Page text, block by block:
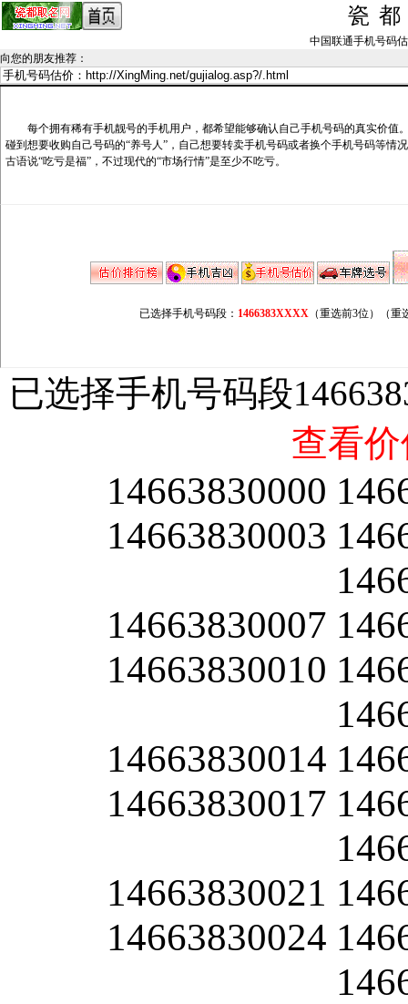
瓷
中国联通手机号码
向您的朋友推荐 ：
每个拥有稀有手机靓号的手机用户，都希望能够确认自己手机号码的真实价值
碰到想要收购自己号码的“养号人”，自己想要转卖手机号码或者换个手机号码等情
古语说“吃亏是福”，不过现代的“市场行情”是至少不吃亏。
已选择手机号码段： 1466383XXXX （重选前3位） （
已选择手机号码段
查看
14663830000
14663830003
14663830007
14663830010
14663830014
14663830017
14663830021
14663830024